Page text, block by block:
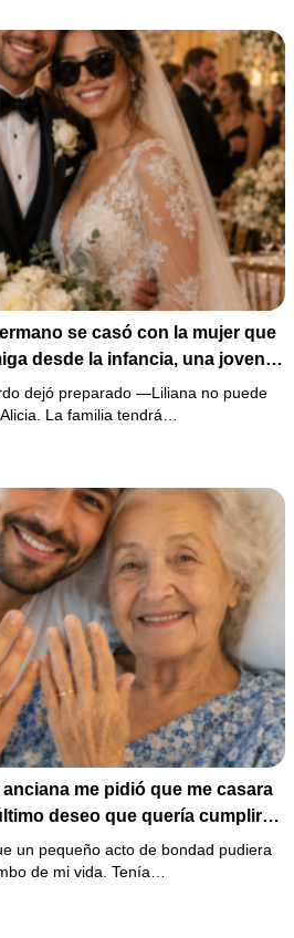
se casó con la mujer que
desde la infancia, una joven
toda su vida. Tras su
un sobre y me confesó la
él la eligió a ella por encima
dejó preparado —Liliana no puede
La familia tendrá…
me pidió que me casara
deseo que quería cumplir
de su fallecimiento, su abogado
vieja bolsa de hospital que
años y me dijo: «Ella te eligió
un pequeño acto de bondad pudiera
de mi vida. Tenía…